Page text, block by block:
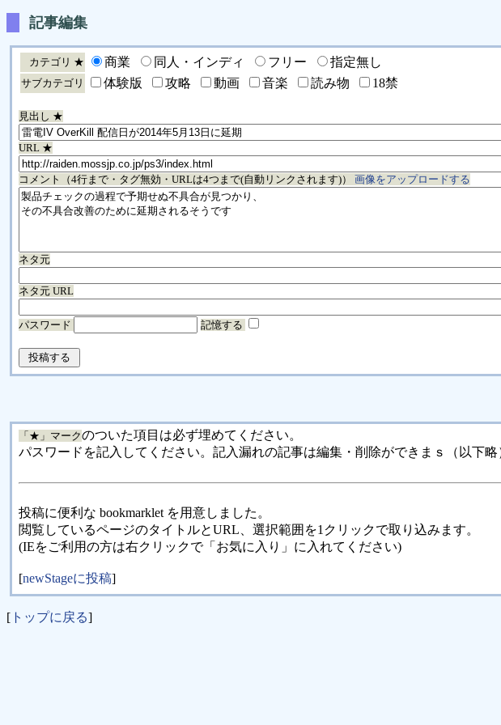
記事編集
カテゴリ ★ 商業 同人・インディ フリー 指定無し
サブカテゴリ 体験版 攻略 動画 音楽 読み物 18禁
見出し ★
URL ★
コメント（4行まで・タグ無効・URLは4つまで(自動リンクされます)） 画像をアップロードする
ネタ元
ネタ元 URL
パスワード 記憶する
「★」マークのついた項目は必ず埋めてください。
パスワードを記入してください。記入漏れの記事は編集・削除ができまｓ（以下略
投稿に便利な bookmarklet を用意しました。
閲覧しているページのタイトルとURL、選択範囲を1クリックで取り込みます。
(IEをご利用の方は右クリックで「お気に入り」に入れてください)
[newStageに投稿]
[ トップに戻る]